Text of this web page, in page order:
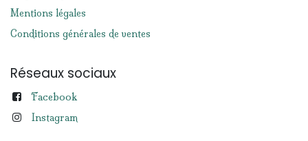
Mentions légales
Conditions générales de ventes
Réseaux sociaux
Facebook
Instagram